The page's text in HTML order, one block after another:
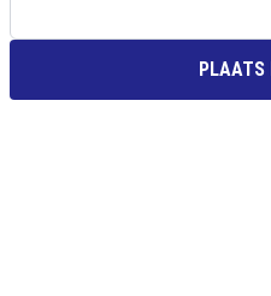
PLAATS